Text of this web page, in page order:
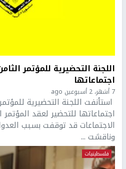
اللجنة التحضيرية للمؤتمر
اجتماعاتها
7 أشهر، 2 أسبوعين ago
استأنفت اللجنة التحضيرية
اجتماعاتها للتحضير لعقد
الاجتماعات قد توقفت بسبب
وناقشت ...
فلسطينيات